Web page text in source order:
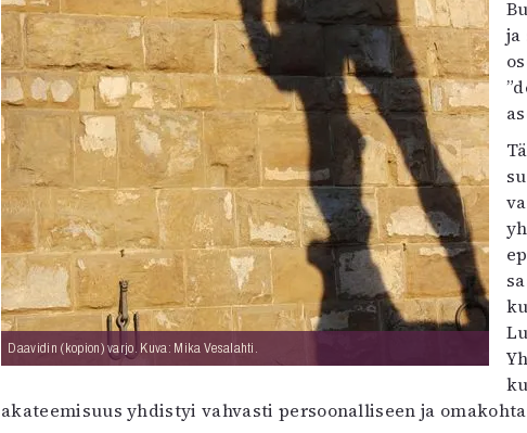
Daavidin (kopion) varjo. Kuva: Mika Vesalahti.
ja
akateemisuus yhdistyi vahvasti persoonalliseen ja